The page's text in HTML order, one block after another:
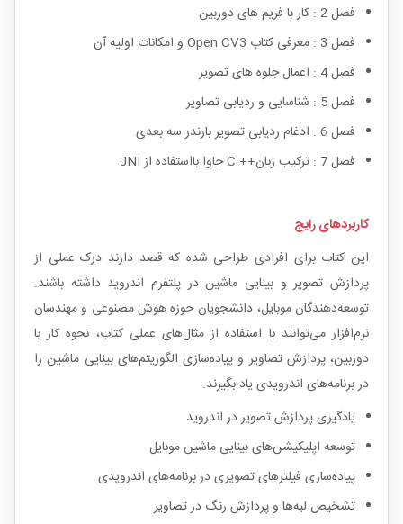
فصل 2 : کار با فریم های دوربین
فصل 3 : معرفی کتاب Open CV3 و امکانات اولیه آن
فصل 4 : اعمال جلوه های تصویر
فصل 5 : شناسایی و ردیابی تصاویر
فصل 6 : ادغام ردیابی تصویر بارندر سه بعدی
فصل 7 : ترکیب زبان++ C جاوا بااستفاده از JNI
کاربردهای رایج
این کتاب برای افرادی طراحی شده که قصد دارند درک عملی از
پردازش تصویر و بینایی ماشین در پلتفرم اندروید داشته باشند.
توسعه‌دهندگان موبایل، دانشجویان حوزه هوش مصنوعی و مهندسان
نرم‌افزار می‌توانند با استفاده از مثال‌های عملی کتاب، نحوه کار با
دوربین، پردازش تصاویر و پیاده‌سازی الگوریتم‌های بینایی ماشین را
در برنامه‌های اندرویدی یاد بگیرند.
یادگیری پردازش تصویر در اندروید
توسعه اپلیکیشن‌های بینایی ماشین موبایل
پیاده‌سازی فیلترهای تصویری در برنامه‌های اندرویدی
تشخیص لبه‌ها و پردازش رنگ در تصاویر